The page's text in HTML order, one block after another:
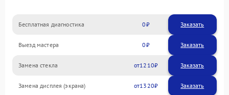
Бесплатная диагностика 0 Заказать
Выезд мастера 0 Заказать
Замена стекла 1210
Замена дисплея (экрана) 1320